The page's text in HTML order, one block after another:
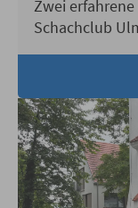
Zwei erfahrene
Schachclub